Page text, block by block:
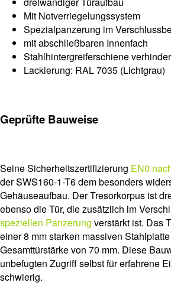
Mit Notverriegelungssystem
Spezialpanzerung im
mit abschließbaren Innenfach
Stahlhintergreiferschiene
Lackierung: RAL 7035 (Lichtgrau)
Geprüfte Bauweise
Seine Sicherheitszertifizierung EN0
der SWS160-1-T6 dem besonders
Gehäuseaufbau. Der Tresorkorpus ist
ebenso die Tür, die zusätzlich im
speziellen Panzerung verstärkt ist. Das
einer 8 mm starken massiven
Gesamttürstärke von 70 mm. Diese
unbefugten Zugriff selbst für erfahrene
schwierig.